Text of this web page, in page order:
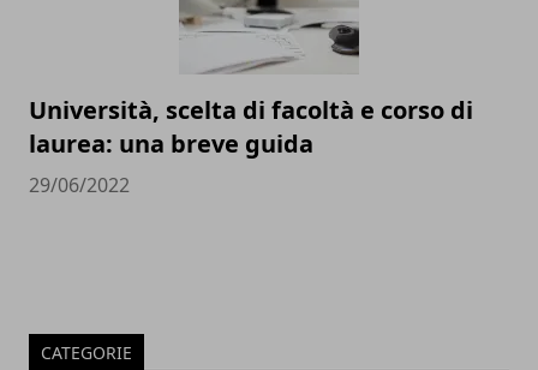
Università, scelta di facoltà e corso di
laurea: una breve guida
29/06/2022
CATEGORIE